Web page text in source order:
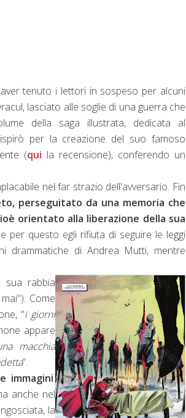
tenuto i lettori in sospeso per alcuni
lasciato alle soglie di una guerra che
della saga illustrata, dedicata al
per la creazione del suo famoso
(qui la recensione), conferendo un
nel far strazio dell'avversario. Fin
perseguitato da una memoria che
orientato alla liberazione della sua
per questo egli rifiuta di seguire le leggi
drammatiche di Andrea Mutti, mentre
sua rabbia
Come
"i giorni
appare
macchia
”.
immagini.
anche nel
la